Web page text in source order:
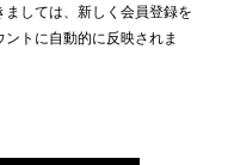
しては、新しく会員登録を
トに自動的に反映されま